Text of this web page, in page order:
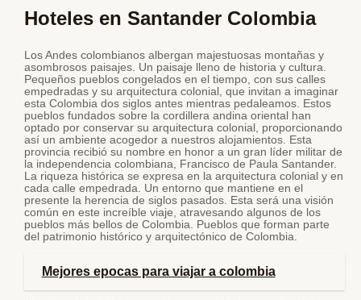
Hoteles en Santander Colombia
Los Andes colombianos albergan majestuosas montañas y
asombrosos paisajes. Un paisaje lleno de historia y cultura.
Pequeños pueblos congelados en el tiempo, con sus calles
empedradas y su arquitectura colonial, que invitan a imaginar
esta Colombia dos siglos antes mientras pedaleamos. Estos
pueblos fundados sobre la cordillera andina oriental han
optado por conservar su arquitectura colonial, proporcionando
así un ambiente acogedor a nuestros alojamientos. Esta
provincia recibió su nombre en honor a un gran líder militar de
la independencia colombiana, Francisco de Paula Santander.
La riqueza histórica se expresa en la arquitectura colonial y en
cada calle empedrada. Un entorno que mantiene en el
presente la herencia de siglos pasados. Esta será una visión
común en este increíble viaje, atravesando algunos de los
pueblos más bellos de Colombia. Pueblos que forman parte
del patrimonio histórico y arquitectónico de Colombia.
Mejores epocas para viajar a colombia